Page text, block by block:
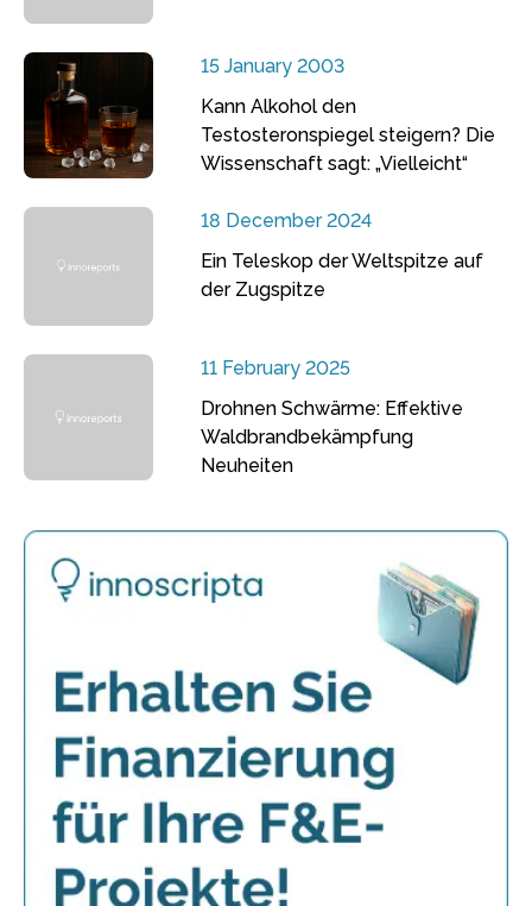
15 January 2003
Kann Alkohol den
Testosteronspiegel steigern? Die
Wissenschaft sagt: „Vielleicht“
18 December 2024
Ein Teleskop der Weltspitze auf
der Zugspitze
11 February 2025
Drohnen Schwärme: Effektive
Waldbrandbekämpfung
Neuheiten